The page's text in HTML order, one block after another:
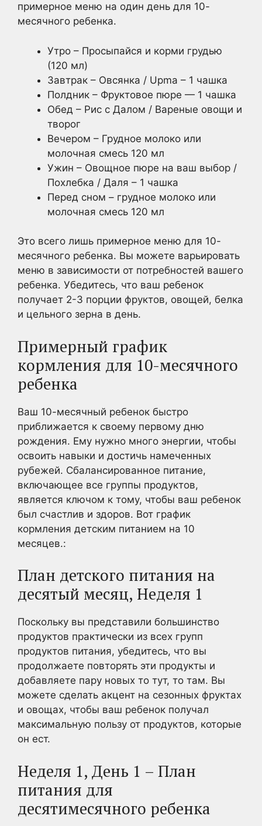
примерное меню на один день для 10-
месячного ребенка.
Утро – Просыпайся и корми грудью
(120 мл)
Завтрак – Овсянка / Upma – 1 чашка
Полдник – Фруктовое пюре — 1 чашка
Обед – Рис с Далом / Вареные овощи и
творог
Вечером – Грудное молоко или
молочная смесь 120 мл
Ужин – Овощное пюре на ваш выбор /
Похлебка / Даля – 1 чашка
Перед сном – грудное молоко или
молочная смесь 120 мл
Это всего лишь примерное меню для 10-
месячного ребенка. Вы можете варьировать
меню в зависимости от потребностей вашего
ребенка. Убедитесь, что ваш ребенок
получает 2-3 порции фруктов, овощей, белка
и цельного зерна в день.
Примерный график
кормления для 10-месячного
ребенка
Ваш 10-месячный ребенок быстро
приближается к своему первому дню
рождения. Ему нужно много энергии, чтобы
освоить навыки и достичь намеченных
рубежей. Сбалансированное питание,
включающее все группы продуктов,
является ключом к тому, чтобы ваш ребенок
был счастлив и здоров. Вот график
кормления детским питанием на 10
месяцев.:
План детского питания на
десятый месяц, Неделя 1
Поскольку вы представили большинство
продуктов практически из всех групп
продуктов питания, убедитесь, что вы
продолжаете повторять эти продукты и
добавляете пару новых то тут, то там. Вы
можете сделать акцент на сезонных фруктах
и овощах, чтобы ваш ребенок получал
максимальную пользу от продуктов, которые
он ест.
Неделя 1, День 1 – План
питания для
десятимесячного ребенка